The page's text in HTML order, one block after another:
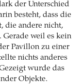
der Unterschied
besteht, dass die
die andere nicht,
Gerade weil es kein
Pavillon zu einer
nichts anderes
wurde das
Objekte.